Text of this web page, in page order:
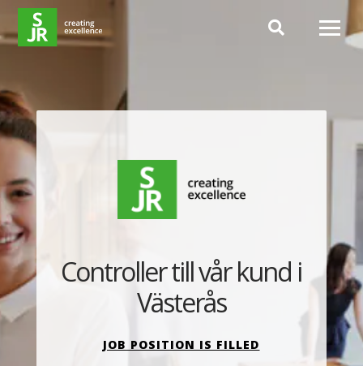
Hoppa till innehåll
JOB POSITION IS FILLED
Controller till vår kund i
Västerås